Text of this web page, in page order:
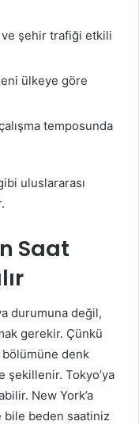
ve şehir trafiği etkili
ülkeye göre
temposunda
uluslararası
Saat
durumuna değil,
gerekir. Çünkü
denk
şekillenir. Tokyo’ya
New York’a
bile beden saatiniz